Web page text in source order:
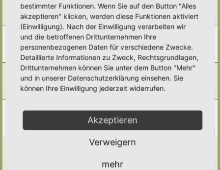
Letzter Beitrag vonUmkraut «Mi 5. Aug 2026, 01:50
Antworten:40 1 2 3
[Weg 10-20] Trees schattiger Waldgarten mit Teich
Letzter Beitrag von Grevenstein «Di 4. Aug 2026, 16:13
Verfasst inMein Garten und ich!
Antworten: 376 1 … 35 36
[Weg 09-25] Hortus Poco Loco
Letzter Beitrag vonPoco Loco«Mo 3. Aug 2026, 22:08
Verfasst in Mein Garten und ich!
Mo 3. Aug 2026, 09:43
Umwelt, Klimawandel, Natur
Antworten:144 1 12 13 14
[Weg 11-24] Hortus Fragaria entsteht
bestimmter Funktionen. Wenn Sie auf den Button "Alles
akzeptieren" klicken, werden diese Funktionen aktiviert
(Einwilligung). Nach der Einwilligung verarbeiten wir
und die betroffenen Drittunternehmen Ihre
personenbezogenen Daten für verschiedene Zwecke.
Detaillierte Informationen zu Zweck, Rechtsgrundlagen,
Drittunternehmen können Sie unter dem Button "Mehr"
und in unserer Datenschutzerklärung einsehen. Sie
können Ihre Einwilligung jederzeit widerrufen.
Akzeptieren
Verweigern
mehr